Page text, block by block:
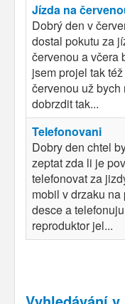
Jízda na
Dobrý den v
dostal pokutu za
červenou a včera
jsem projel tak
červenou už bych
dobrzdit tak...
Telefonovani
Dobry den chtel
zeptat zda li je
telefonovat za
mobil v drzaku na
desce a
reproduktor jel...